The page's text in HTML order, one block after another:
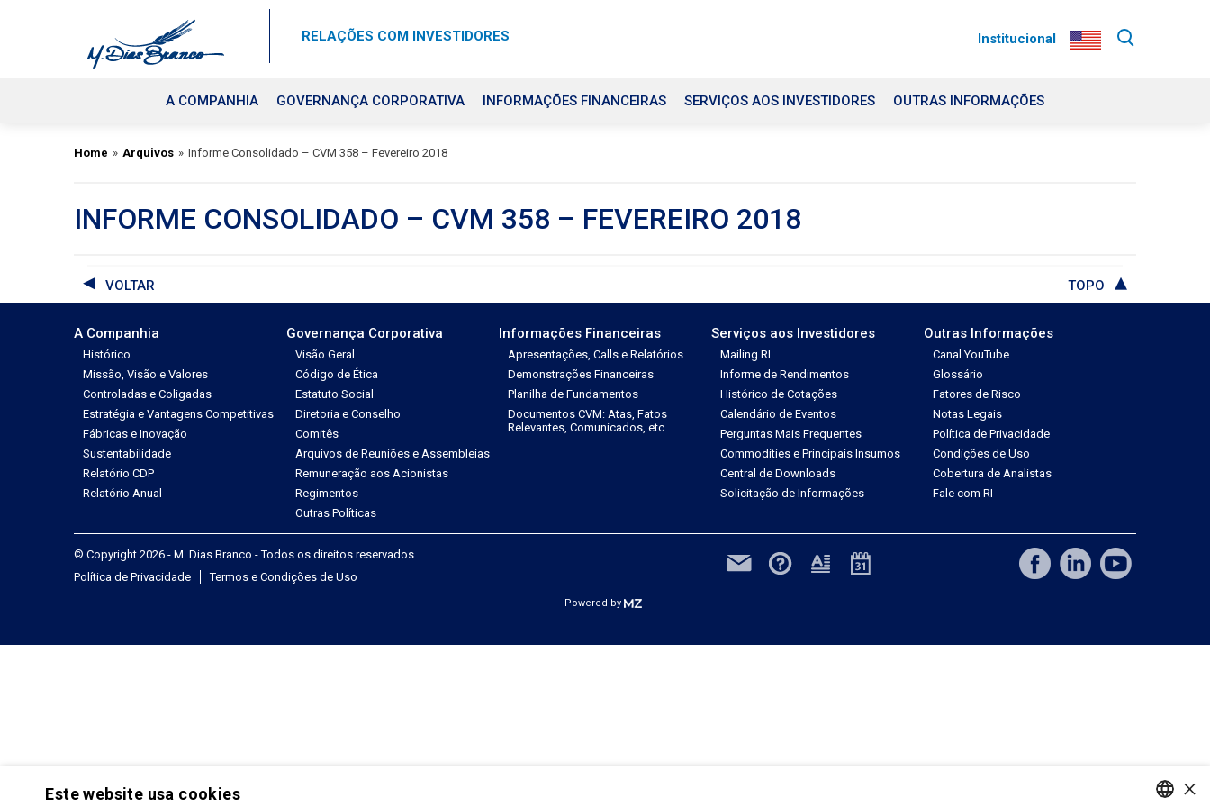
RELAÇÕES COM INVESTIDORES Institucional
A COMPANHIA GOVERNANÇA CORPORATIVA INFORMAÇÕES FINANCEIRAS SERVIÇOS AOS INVESTIDORES OUTRAS INFORMAÇÕES
Home » Arquivos » Informe Consolidado – CVM 358 – Fevereiro 2018
INFORME CONSOLIDADO – CVM 358 – FEVEREIRO 2018
VOLTAR TOPO
A Companhia
Histórico
Missão, Visão e Valores
Controladas e Coligadas
Estratégia e Vantagens Competitivas
Fábricas e Inovação
Sustentabilidade
Relatório CDP
Relatório Anual
Governança Corporativa
Visão Geral
Código de Ética
Estatuto Social
Diretoria e Conselho
Comitês
Arquivos de Reuniões e Assembleias
Remuneração aos Acionistas
Regimentos
Outras Políticas
Informações Financeiras
Apresentações, Calls e Relatórios
Demonstrações Financeiras
Planilha de Fundamentos
Documentos CVM: Atas, Fatos
Relevantes, Comunicados, etc.
Serviços aos Investidores
Mailing RI
Informe de Rendimentos
Histórico de Cotações
Calendário de Eventos
Perguntas Mais Frequentes
Commodities e Principais Insumos
Central de Downloads
Solicitação de Informações
Outras Informações
Canal YouTube
Glossário
Fatores de Risco
Notas Legais
Política de Privacidade
Condições de Uso
Cobertura de Analistas
Fale com RI
© Copyright 2026 - M. Dias Branco - Todos os direitos reservados
Política de Privacidade
Termos e Condições de Uso
Powered by
×
Este website usa cookies